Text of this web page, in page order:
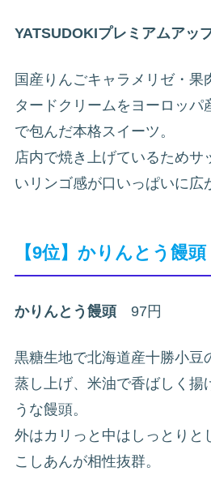
YATSUDOKIプレミアムアッ
国産りんごキャラメリゼ・果
タードクリームをヨーロッパ
で包んだ本格スイーツ。
店内で焼き上げているためサ
いリンゴ感が口いっぱいに広
【9位】かりんとう饅頭
かりんとう饅頭 97円
黒糖生地で北海道産十勝小豆
蒸し上げ、米油で香ばしく揚
うな饅頭。
外はカリっと中はしっとりと
こしあんが相性抜群。